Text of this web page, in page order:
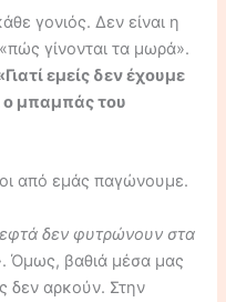
γονιός. Δεν είναι η
γίνονται τα μωρά».
εμείς δεν έχουμε
ο μπαμπάς του
από εμάς παγώνουμε.
δεν φυτρώνουν στα
. Όμως, βαθιά μέσα μας
δεν αρκούν. Στην